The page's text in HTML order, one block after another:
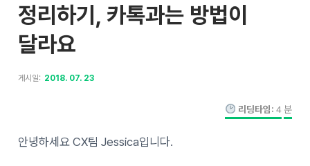
정리하기, 카톡과는 방법이
달라요
게시일: 2018. 07. 23
리딩타임: 4 분
안녕하세요 CX팀 Jessica입니다.